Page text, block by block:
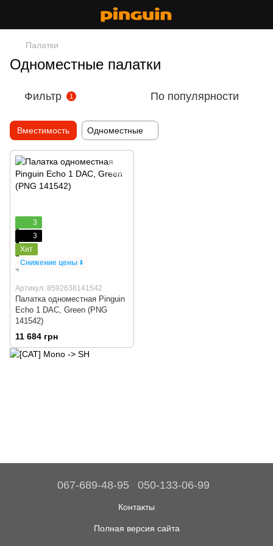
Палатки
Одноместные палатки
Фильтр 1 По популярности
Вместимость Одноместные
3
3
Хит
Снижение цены ⬇️
Артикул: 8592638141542
Палатка одноместная Pinguin
Echo 1 DAC, Green (PNG
141542)
11 684 грн
067-689-48-95 050-133-06-99
Контакты
Полная версия сайта